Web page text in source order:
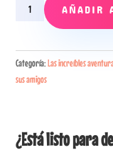
Episode
Flying
High
cantidad
AÑADIR
Categoría:Las increíbles
sus amigos
¿Está listo para